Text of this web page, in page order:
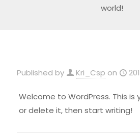
world!
Published by Kri_Csp on
Welcome to WordPress. This is
or delete it, then start writing!